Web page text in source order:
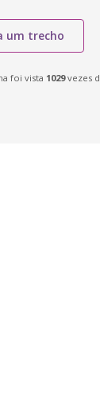
um trecho
foi vista 1029vezes